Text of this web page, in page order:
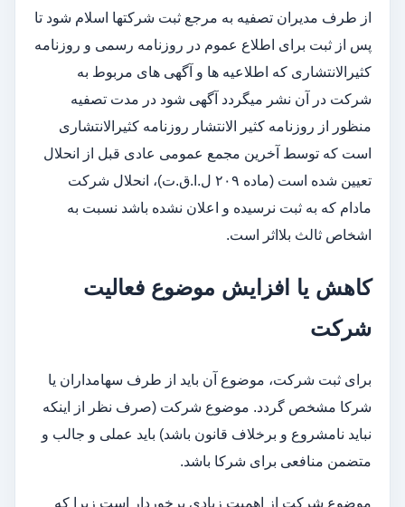
از طرف مدیران تصفیه به مرجع ثبت شرکت­ها اسلام شود تا
پس از ثبت برای اطلاع عموم در روزنامه رسمی و روزنامه
کثیرالانتشاری که اطلاعیه ها و آگهی های مربوط به
شرکت در آن نشر می­گردد آگهی شود در مدت تصفیه
منظور از روزنامه کثیر الانتشار روزنامه کثیرالانتشاری
است که توسط آخرين مجمع عمومی عادی قبل از انحلال
تعیین شده است (ماده ۲۰۹ ل.ا.ق.ت)، انحلال شرکت
مادام که به ثبت نرسیده و اعلان نشده باشد نسبت به
اشخاص ثالث بلااثر است.
کاهش یا افزایش موضوع فعالیت
شرکت
برای ثبت شرکت، موضوع آن باید از طرف سهامداران یا
شرکا مشخص گردد. موضوع شرکت (صرف نظر از اینکه
نباید نامشروع و برخلاف قانون باشد) باید عملی و جالب و
متضمن منافعی برای شرکا باشد.
موضوع شرکت از اهمیت زیادی برخوردار است زیرا که